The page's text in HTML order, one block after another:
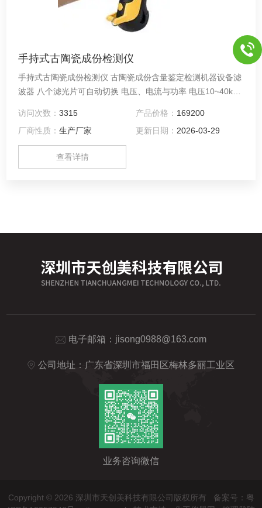
手持式古陶瓷成份检测仪
手持式古陶瓷成份检测仪 古陶瓷成份含量鉴定检测机器设备滤
波器 八个滤光片可自动切换 电压、电流与功率 电压10~40kv,
谱束 五个光束段，不同的元素采用不同的电压与电流，产生好
的分析效果
访问次数：3315 产品价格： 169200
厂商性质：生产厂家 更新日期： 2026-03-29
查看详情
电子邮箱： jisong0988@163.com
公司地址：广东省深圳市福田区梅林多丽工业区
业务咨询微信
Copyright © 2026 深圳市天创美科技有限公司版权所有 备案号：粤